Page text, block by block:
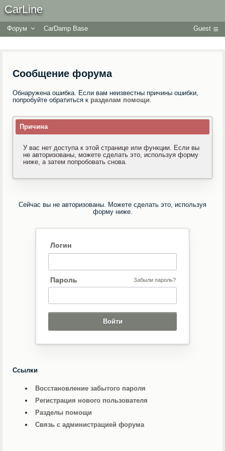
CarLine
Форум CarDamp Base Guest
Сообщение форума
Обнаружена ошибка. Если вам неизвестны причины ошибки,
попробуйте обратиться к разделам помощи.
Причина
У вас нет доступа к этой странице или функции. Если вы
не авторизованы, можете сделать это, используя форму
ниже, а затем попробовать снова.
Сейчас вы не авторизованы. Можете сделать это, используя
форму ниже.
Логин
Пароль Забыли пароль?
Ссылки
Восстановление забытого пароля
Регистрация нового пользователя
Разделы помощи
Связь с администрацией форума